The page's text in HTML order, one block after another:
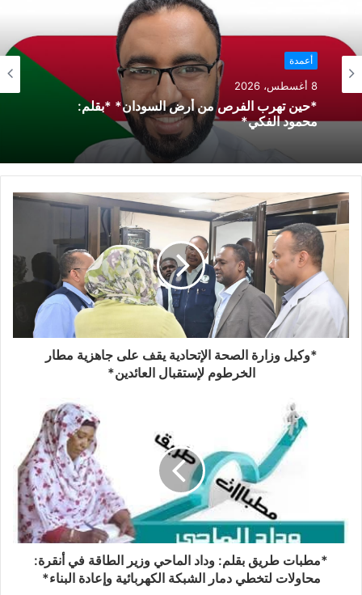
أعمدة
8 أغسطس، 2026
*حين تهرب الفرص من أرض السودان* *بقلم:
محمود الفكي*
*وكيل وزارة الصحة الإتحادية يقف على جاهزية مطار
الخرطوم لإستقبال العائدين*
*مطبات طريق ​بقلم: وداد الماحي ​وزير الطاقة في أنقرة:
محاولات لتخطي دمار الشبكة الكهربائية وإعادة البناء*